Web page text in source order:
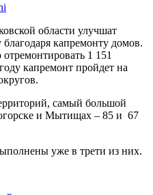
области улучшат
капремонту домов.
1 151
капремонт пройдет на
самый большой
и Мытищах – 85 и 67
уже в трети из них.